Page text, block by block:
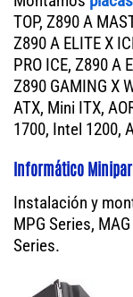
TOP, Z890 A
Z890 A ELITE X
PRO ICE, Z890 A
Z890 GAMING X
ATX, Mini ITX,
1700, Intel 1200,
Informático
Instalación y
MPG Series,
Series.